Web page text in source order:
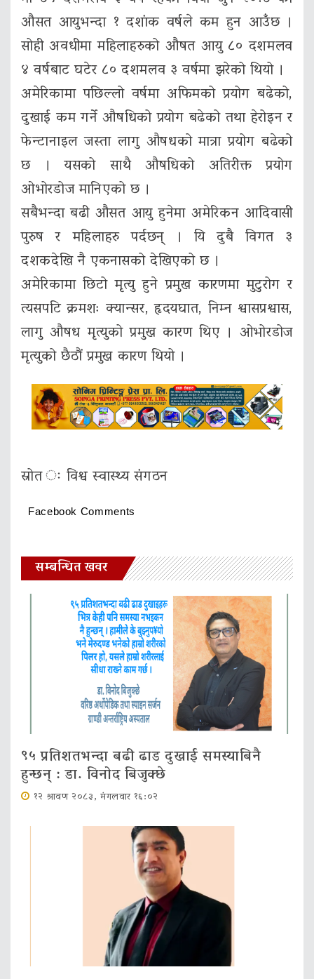
औसत आयुभन्दा १ दशांक वर्षले कम हुन आउँछ ।
सोही अवधीमा महिलाहरुको औषत आयु ८० दशमलव
४ वर्षबाट घटेर ८० दशमलव ३ वर्षमा झरेको थियो ।
अमेरिकामा पछिल्लो वर्षमा अफिमको प्रयोग बढेको,
दुखाई कम गर्ने औषधिको प्रयोग बढेको तथा हेरोइन र
फेन्टानाइल जस्ता लागु औषधको मात्रा प्रयोग बढेको
छ । यसको साथै औषधिको अतिरीक्त प्रयोग
ओभोरडोज मानिएको छ ।
सबैभन्दा बढी औसत आयु हुनेमा अमेरिकन आदिवासी
पुरुष र महिलाहरु पर्दछन् । यि दुबै विगत ३
दशकदेखि नै एकनासको देखिएको छ ।
अमेरिकामा छिटो मृत्यु हुने प्रमुख कारणमा मुटुरोग र
त्यसपटि क्रमशः क्यान्सर, हृदयघात, निम्न श्वासप्रश्वास,
लागु औषध मृत्युको प्रमुख कारण थिए । ओभोरडोज
मृत्युको छैठौं प्रमुख कारण थियो ।
स्रोत ः विश्व स्वास्थ्य संगठन
Facebook Comments
सम्बन्धित खवर
९५ प्रतिशतभन्दा बढी ढाड दुखाई समस्याबिनै
हुन्छन् : डा. विनोद बिजुक्छे
१२ श्रावण २०८३, मंगलवार १६:०२